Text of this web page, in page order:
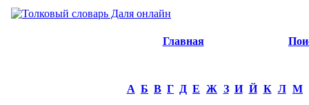
Главная
А Б В Г Д Е Ж З И Й К Л М